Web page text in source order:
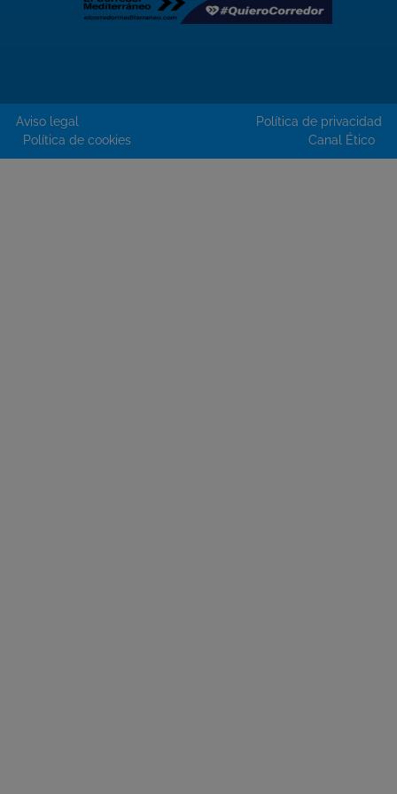
Aviso legal
Política de privacidad
Política de cookies
Canal Ético